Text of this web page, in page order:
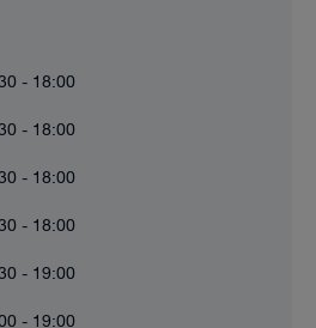
- 18:00
- 18:00
- 18:00
- 18:00
- 19:00
- 19:00